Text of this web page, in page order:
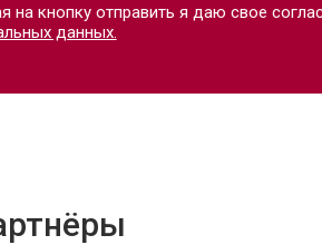
на кнопку отправить я даю свое
данных.